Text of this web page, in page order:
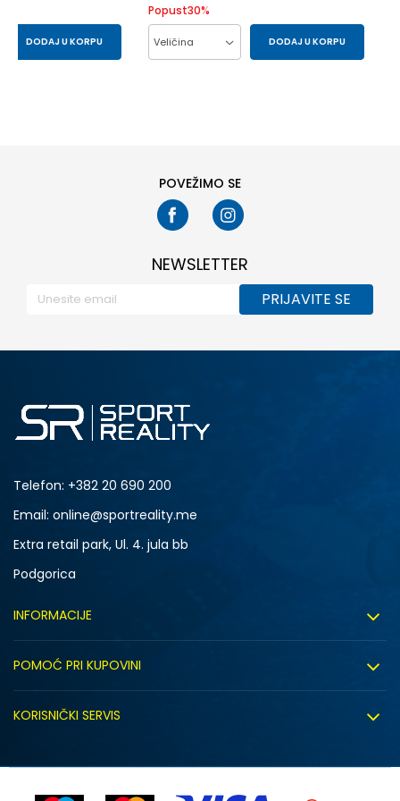
DODAJ U KORPU
Popust30%
Veličina DODAJ U KORPU
POVEŽIMO SE
NEWSLETTER
PRIJAVITE SE
Telefon: +382 20 690 200
Email: online@sportreality.me
Extra retail park, Ul. 4. jula bb
Podgorica
INFORMACIJE
Zapošljavanje
Sindikalna prodaja
POMOĆ PRI KUPOVINI
Kako kupiti
Uputstvo za registraciju
KORISNIČKI SERVIS